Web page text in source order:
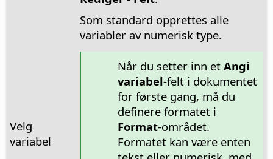
Velg
variabel
Som standard opprettes alle
variabler av numerisk type.
Når du setter inn et Angi
variabel-felt i dokumentet
for første gang, må du
definere formatet i
Format-området.
Formatet kan være enten